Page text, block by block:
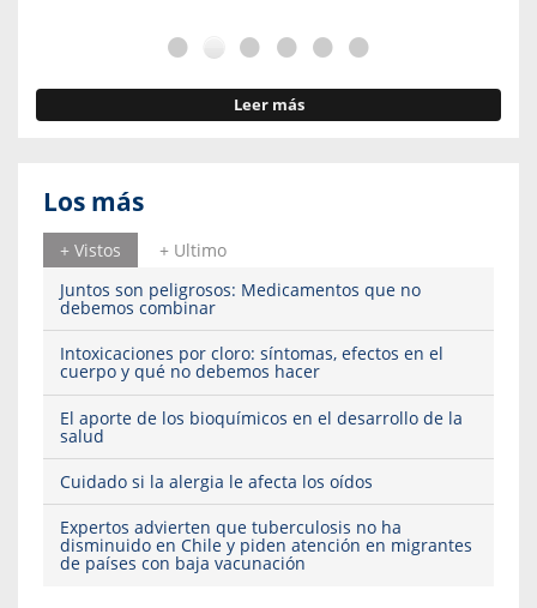
Leer más
Los más
+ Vistos
+ Ultimo
Juntos son peligrosos: Medicamentos que no
debemos combinar
Intoxicaciones por cloro: síntomas, efectos en el
cuerpo y qué no debemos hacer
El aporte de los bioquímicos en el desarrollo de la
salud
Cuidado si la alergia le afecta los oídos
Expertos advierten que tuberculosis no ha
disminuido en Chile y piden atención en migrantes
de países con baja vacunación